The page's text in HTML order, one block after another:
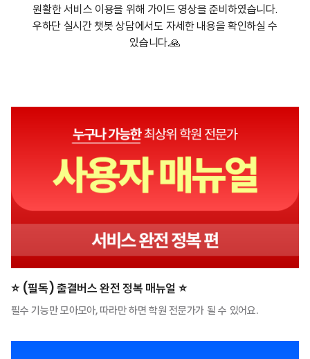
원활한 서비스 이용을 위해 가이드 영상을 준비하였습니다.
우하단 실시간 챗봇 상담에서도 자세한 내용을 확인하실 수
있습니다.🙏
⭐️ (필독) 출결버스 완전 정복 매뉴얼 ⭐️
필수 기능만 모아모아, 따라만 하면 학원 전문가가 될 수 있어요.